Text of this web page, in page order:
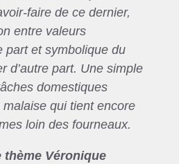
faire de ce dernier,
entre valeurs
part et symbolique du
d’autre part. Une simple
domestiques
qui tient encore
loin des fourneaux.
Véronique